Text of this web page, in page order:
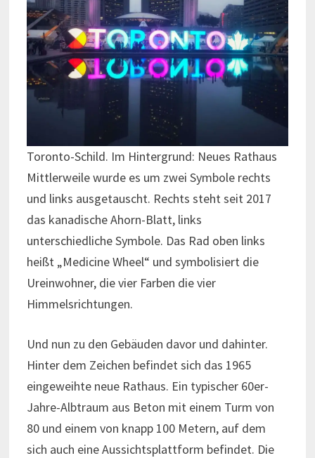
Toronto-Schild. Im Hintergrund: Neues Rathaus
Mittlerweile wurde es um zwei Symbole rechts
und links ausgetauscht. Rechts steht seit 2017
das kanadische Ahorn-Blatt, links
unterschiedliche Symbole. Das Rad oben links
heißt „Medicine Wheel“ und symbolisiert die
Ureinwohner, die vier Farben die vier
Himmelsrichtungen.
Und nun zu den Gebäuden davor und dahinter.
Hinter dem Zeichen befindet sich das 1965
eingeweihte neue Rathaus. Ein typischer 60er-
Jahre-Albtraum aus Beton mit einem Turm von
80 und einem von knapp 100 Metern, auf dem
sich auch eine Aussichtsplattform befindet. Die